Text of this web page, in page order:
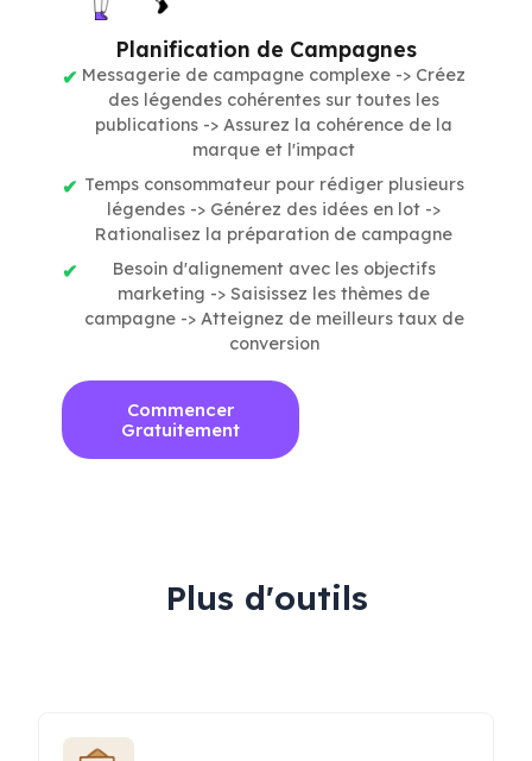
Planification de Campagnes
Messagerie de campagne complexe -> Créez
des légendes cohérentes sur toutes les
publications -> Assurez la cohérence de la
marque et l'impact
Temps consommateur pour rédiger plusieurs
légendes -> Générez des idées en lot ->
Rationalisez la préparation de campagne
Besoin d'alignement avec les objectifs
marketing -> Saisissez les thèmes de
campagne -> Atteignez de meilleurs taux de
conversion
Commencer
Gratuitement
Plus d'outils